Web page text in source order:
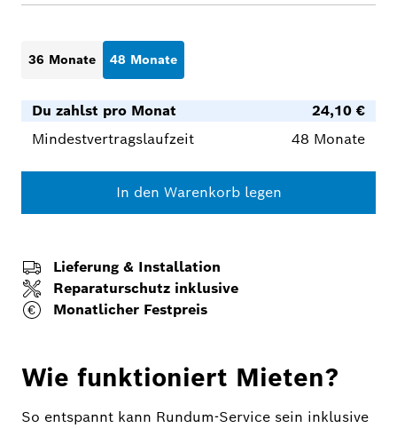
36 Monate 48 Monate
Du zahlst pro Monat
24,10 €
Mindestvertragslaufzeit
48 Monate
In den Warenkorb legen
Lieferung & Installation
Reparaturschutz inklusive
Monatlicher Festpreis
Wie funktioniert Mieten?
So entspannt kann Rundum-Service sein inklusive